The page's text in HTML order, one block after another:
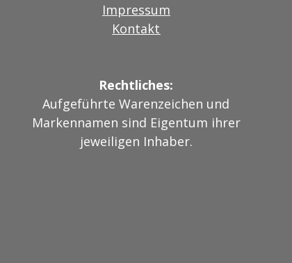
Impressum
Kontakt
Rechtliches:
Aufgeführte Warenzeichen und
Markennamen sind Eigentum ihrer
jeweiligen Inhaber.